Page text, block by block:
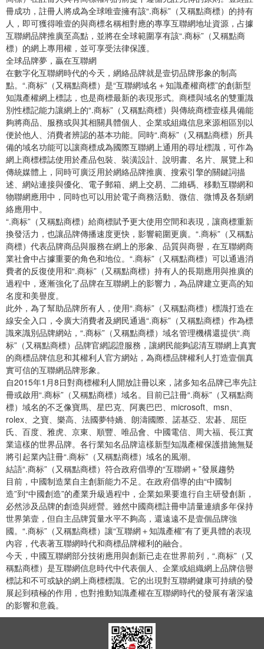
冊成功，註冊人將成為全球唯壹擁有該“.商标”（又稱點商標）的持有
人，即可獲得唯壹的與商標名稱相對應的專享互聯網地址資源，占據
互聯網品牌推廣至高點，並將在全球範圍享有該“.商标”（又稱點商
標）的網上專用權，並可享受法律保護。
全球品牌夢，贏在互聯網
在數字化互聯網時代的今天，網絡品牌就是壹切品牌形象的制高
點。“.商标”（又稱點商標）是“互聯網域名＋知識產權商標”的創新型
知識產權網上標誌，也是商標最新的表現形式。商標與域名的雙重識
別性標記能力讓網上的“.商标”（又稱點商標）與傳統商標壹樣具備能
夠將商品、服務或與其相關具體個人、企業或組織信息來源相區別以
便於他人、消費者辨認的基本功能。同時“.商标”（又稱點商標）所具
備的域名功能可以讓商標成為國際互聯網上通用的尋址標識，可作為
網上商標標誌使用於產品包裝、裝潢設計、說明書、名片、展覽上和
傳統媒體上，同時可廣泛用於網絡品牌推廣、搜索引擎的關鍵詞描
述、網站連接與優化、電子郵箱、網上交易、二維碼、移動互聯網和
物聯網應用中，同時也可以用於電子商務活動、微信、微博及各類網
絡應用中。
“.商标”（又稱點商標）給商標賦予更大使用空間和表現，讓商標重新
換發活力，也讓品牌傳播速度更快，影響範圍更廣。“.商标”（又稱點
商標）代表品牌商品與服務在網上的形象、品質與商譽，在互聯網商
業社會中占據重要的角色和地位。“.商标”（又稱點商標）可以通過消
費者的反復使用和“.商标”（又稱點商標）持有人的長期應用與推廣的
過程中，逐漸強化了品牌在互聯網上的影響力，為品牌建立更高的知
名度和美譽度。
此外，為了幫助品牌所有人，使用“.商标”（又稱點商標）標識打造在
線安全入口，令廣大消費者及網民通過“.商标”（又稱點商標）作為標
識來識別品牌網站，“.商标”（又稱點商標）域名管理機構還提供“.商
标”（又稱點商標）品牌官網認證服務，讓網民能夠認清互聯網上真實
的商標品牌信息和其權利人官方網站，為商標品牌權利人打造壹個真
實可信的互聯網品牌形象。
自2015年1月8日對商標權利人開放註冊以來，諸多知名品牌已率先註
冊或啟用“.商标”（又稱點商標）域名。目前已註冊“.商标”（又稱點商
標）域名的不乏像寶馬、星巴克、阿裏巴巴、microsoft、msn、
rolex、之寶、樂高、法國夢特嬌、朗濤國際、諾基亞、宏碁、屈臣
氏、百度、雅虎、京東、順豐、唯品會、中國電信、周大福、長江實
業這樣的世界品牌。各行業知名品牌這樣新型知識產權保護措施無疑
將引起業內註冊“.商标”（又稱點商標）域名的風潮。
結語“.商标”（又稱點商標）符合政府倡導的“互聯網＋”發展趨勢
目前，中國制造業自主創新能力不足。在政府倡導的由“中國制
造”到“中國創造”的產業升級過程中，企業如果要進行自主研發創新，
必然涉及品牌的創造與經營。雖然中國商標註冊申請量連續多年保持
世界第壹，但自主品牌質量水平不夠高，還遠遠不是壹個品牌強
國。“.商标”（又稱點商標）讓“互聯網＋知識產權”有了更具體的表現
內容，代表著互聯網時代和商標品牌權利的融合。
今天，中國互聯網部分技術應用與創新已走在世界前列，“.商标”（又
稱點商標）是互聯網信息時代中代表個人、企業或組織網上品牌信譽
標誌和不可或缺的網上商標標識。它的出現對互聯網健康可持續的發
展起到積極的作用，也對推動知識產權在互聯網時代的發展有著深遠
的影響和意義。